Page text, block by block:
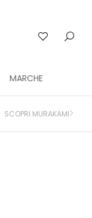
MARCHE
SCOPRI MURAKAMI